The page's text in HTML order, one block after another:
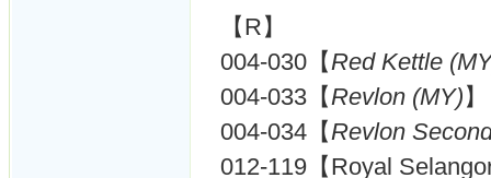
【R】
004-030【Red Kettle
004-033【Revlon (MY)】
004-034【Revlon
012-119【Royal